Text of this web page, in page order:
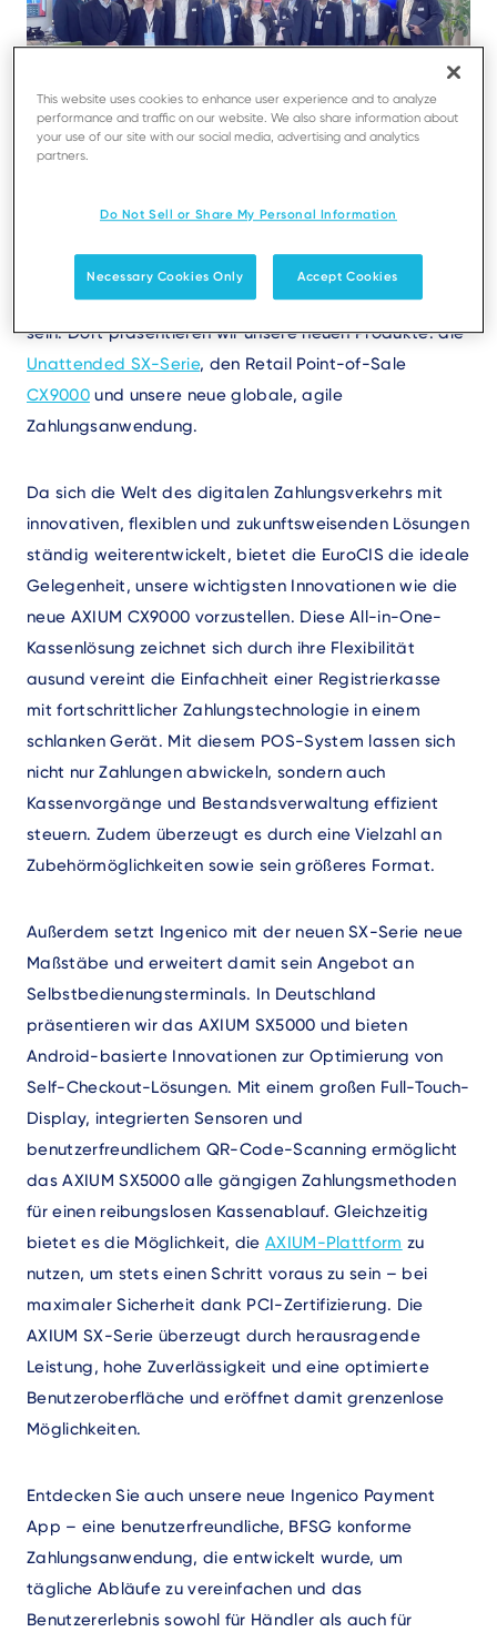
führender Anbieter von Zahlungsakzeptanz und -
(Düsseldorf, 18.–20. Februar 2025), Europas führender
Fachmesse für Einzelhandelstechnologie, vertreten
sein. Dort präsentieren wir unsere neuen Produkte: die
Unattended SX-Serie, den Retail Point-of-Sale
CX9000und unsere neue globale, agile
Zahlungsanwendung.
Da sich die Welt des digitalen Zahlungsverkehrs mit
innovativen, flexiblen und zukunftsweisenden Lösungen
ständig weiterentwickelt, bietet die EuroCIS die ideale
Gelegenheit, unsere wichtigsten Innovationen wie die
neue AXIUM CX9000 vorzustellen. Diese All-in-One-
Kassenlösung zeichnet sich durch ihre Flexibilität
ausund vereint die Einfachheit einer Registrierkasse
mit fortschrittlicher Zahlungstechnologie in einem
schlanken Gerät. Mit diesem POS-System lassen sich
nicht nur Zahlungen abwickeln, sondern auch
Kassenvorgänge und Bestandsverwaltung effizient
steuern. Zudem überzeugt es durch eine Vielzahl an
Zubehörmöglichkeiten sowie sein größeres Format.
Außerdem setzt Ingenico mit der neuen SX-Serie neue
Maßstäbe und erweitert damit sein Angebot an
Selbstbedienungsterminals. In Deutschland
präsentieren wir das AXIUM SX5000 und bieten
Android-basierte Innovationen zur Optimierung von
Self-Checkout-Lösungen. Mit einem großen Full-Touch-
Display, integrierten Sensoren und
benutzerfreundlichem QR-Code-Scanning ermöglicht
das AXIUM SX5000 alle gängigen Zahlungsmethoden
für einen reibungslosen Kassenablauf. Gleichzeitig
bietet es die Möglichkeit, die AXIUM-Plattform zu
nutzen, um stets einen Schritt voraus zu sein – bei
maximaler Sicherheit dank PCI-Zertifizierung. Die
AXIUM SX-Serie überzeugt durch herausragende
Leistung, hohe Zuverlässigkeit und eine optimierte
Benutzeroberfläche und eröffnet damit grenzenlose
Möglichkeiten.
Entdecken Sie auch unsere neue Ingenico Payment
App – eine benutzerfreundliche, BFSG konforme
Zahlungsanwendung, die entwickelt wurde, um
tägliche Abläufe zu vereinfachen und das
Benutzererlebnis sowohl für Händler als auch für
This website uses cookies to enhance user experience and to analyze
performance and traffic on our website. We also share information about
your use of our site with our social media, advertising and analytics
partners.
Do Not Sell or Share My Personal Information
Necessary Cookies Only Accept Cookies